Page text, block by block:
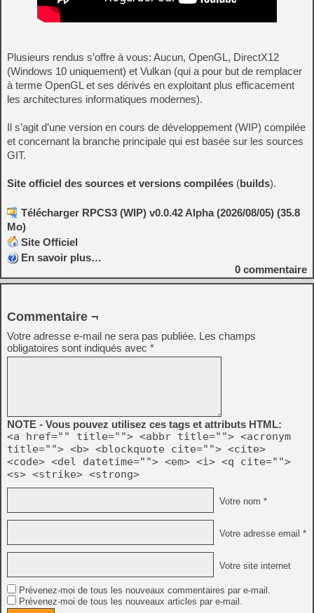
Plusieurs rendus s’offre à vous: Aucun, OpenGL, DirectX12
(Windows 10 uniquement) et Vulkan (qui a pour but de remplacer
à terme OpenGL et ses dérivés en exploitant plus efficacement
les architectures informatiques modernes).
Il s’agit d’une version en cours de développement (WIP) compilée
et concernant la branche principale qui est basée sur les sources
GIT.
Site officiel des sources et versions compilées (builds).
Télécharger RPCS3 (WIP) v0.0.42 Alpha (2026/08/05) (35.8
Mo)
Site Officiel
En savoir plus…
0 commentaire
Commentaire ¬
Votre adresse e-mail ne sera pas publiée. Les champs
obligatoires sont indiqués avec *
NOTE - Vous pouvez utilisez ces tags et attributs HTML:
<a href="" title=""> <abbr title=""> <acronym
title=""> <b> <blockquote cite=""> <cite>
<code> <del datetime=""> <em> <i> <q cite="">
<s> <strike> <strong>
Votre nom *
Votre adresse email *
Votre site internet
Prévenez-moi de tous les nouveaux commentaires par e-mail.
Prévenez-moi de tous les nouveaux articles par e-mail.